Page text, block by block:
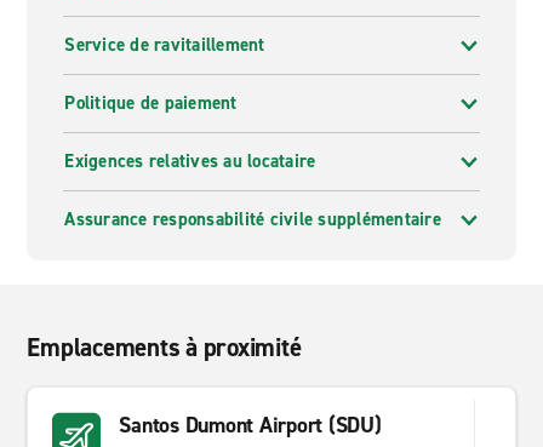
Service de ravitaillement
Politique de paiement
Exigences relatives au locataire
Assurance responsabilité civile supplémentaire
Emplacements à proximité
Santos Dumont Airport (SDU)